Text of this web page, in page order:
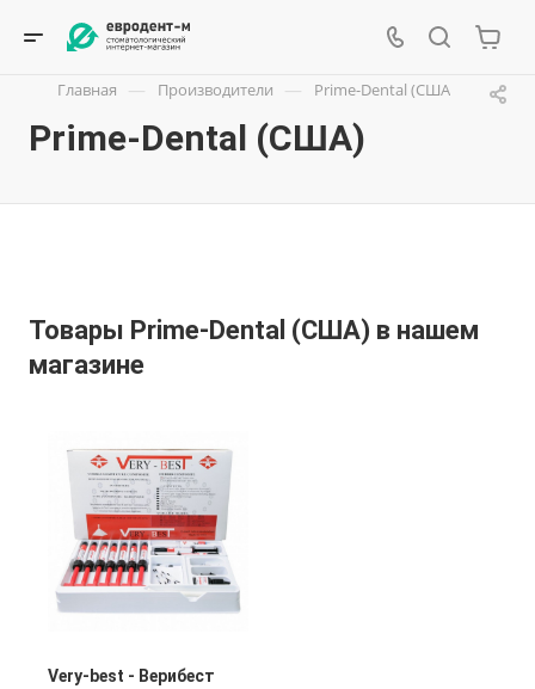
Главная — Производители — Prime-Dental (США)
Prime-Dental (США)
Товары Prime-Dental (США) в нашем
магазине
Very-best - Верибест